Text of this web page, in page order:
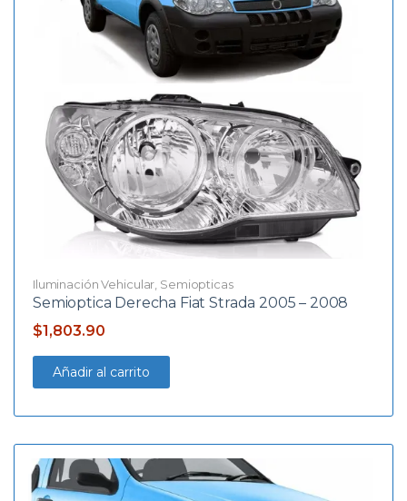
Iluminación Vehicular Semiopticas
Semioptica Derecha Fiat Strada 2005 – 2008
$1,803.90
Añadir al carrito